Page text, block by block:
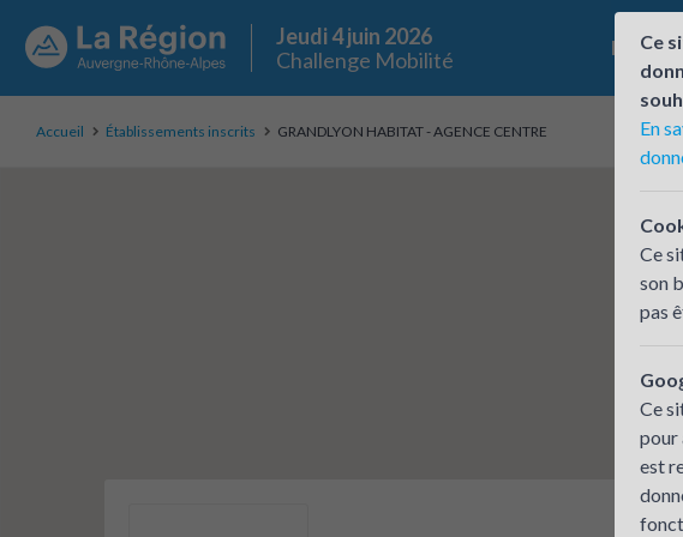
Jeudi 4 juin 2026
Challenge Mobilité
Le
Accueil Établissements inscrits GRANDLYON HABITAT - AGENCE CENTRE
Ce
En
Ce
son
pas
Ce
pour
est